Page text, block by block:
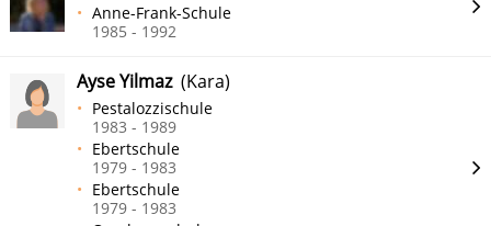
Anne-Frank-Schule
1985 - 1992
Ayse Yilmaz(Kara)
Pestalozzischule
1983 - 1989
Ebertschule
1979 - 1983
Ebertschule
1979 - 1983